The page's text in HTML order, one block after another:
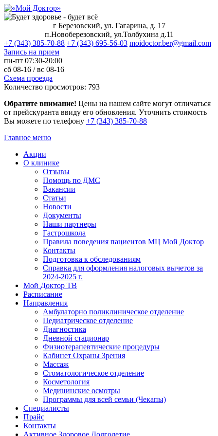
г Березовский, ул. Гагарина, д. 17
п.Новоберезовский, ул.Толбухина д.11
+7 (343) 385-70-88 +7 (343) 695-56-03 moidoctor.ber@gmail.com
Запись на прием
пн-пт 07:30-20:00
сб 08-16 /вс 08-16
Схема проезда
Количество просмотров: 793
Обратите внимание! Цены на нашем сайте могут отличаться
от прейскуранта ввиду его обновления. Уточнить стоимость
Вы можете по телефону +7 (343) 385‑70‑88
Главное меню
Акции
О клинике
Отзывы
Помощь по ДМС
Вакансии
Статьи
Новости
Документы
Наши партнеры
Гастрошкола
Правила поведения пациентов МЦ Мой Доктор
Контакты
Подготовка к обследованиям
Справка для оформления налоговых вычетов за
2024-2025 г.
Мой Доктор ТВ
Расписание
Направления
Амбулаторно поликлиническое отделение
Педиатрическое отделение
Диагностика
Дневной стационар
Физиотерапевтические процедуры
Кабинет Охраны Зрения
Массаж
Стоматологическое отделение
Косметология
Медицинские осмотры
Программы для всей семьи (Чекапы)
Специалисты
Прайс
Контакты
Активное Здоровое Долголетие